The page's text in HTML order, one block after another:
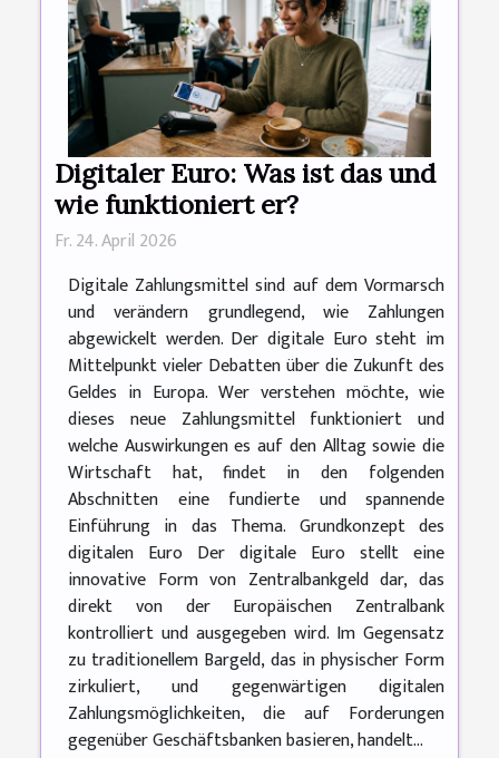
Digitaler Euro: Was ist das und
wie funktioniert er?
Fr. 24. April 2026
Digitale Zahlungsmittel sind auf dem Vormarsch
und verändern grundlegend, wie Zahlungen
abgewickelt werden. Der digitale Euro steht im
Mittelpunkt vieler Debatten über die Zukunft des
Geldes in Europa. Wer verstehen möchte, wie
dieses neue Zahlungsmittel funktioniert und
welche Auswirkungen es auf den Alltag sowie die
Wirtschaft hat, findet in den folgenden
Abschnitten eine fundierte und spannende
Einführung in das Thema. Grundkonzept des
digitalen Euro Der digitale Euro stellt eine
innovative Form von Zentralbankgeld dar, das
direkt von der Europäischen Zentralbank
kontrolliert und ausgegeben wird. Im Gegensatz
zu traditionellem Bargeld, das in physischer Form
zirkuliert, und gegenwärtigen digitalen
Zahlungsmöglichkeiten, die auf Forderungen
gegenüber Geschäftsbanken basieren, handelt...